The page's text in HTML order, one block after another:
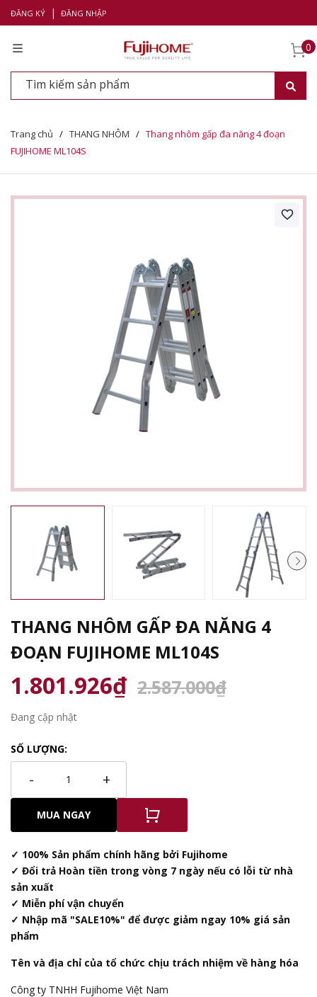
ĐĂNG KÝ | ĐĂNG NHẬP
0
Trang chủ / THANG NHÔM / Thang nhôm gấp đa năng 4 đoạn
FUJIHOME ML104S
THANG NHÔM GẤP ĐA NĂNG 4
ĐOẠN FUJIHOME ML104S
1.801.926₫ 2.587.000₫
Đang cập nhật
SỐ LƯỢNG:
- +
MUA NGAY
✓ 100% Sản phẩm chính hãng bởi Fujihome
✓ Đổi trả Hoàn tiền trong vòng 7 ngày nếu có lỗi từ nhà
sản xuất
✓ Miễn phí vận chuyển
✓ Nhập mã "SALE10%" để được giảm ngay 10% giá sản
phẩm
Tên và địa chỉ của tổ chức chịu trách nhiệm về hàng hóa
Công ty TNHH Fujihome Việt Nam